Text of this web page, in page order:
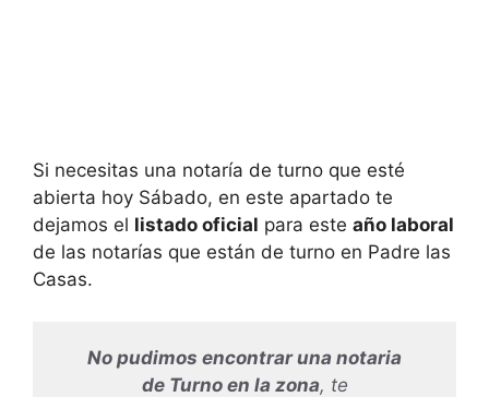
Si necesitas una notaría de turno que esté
abierta hoy Sábado, en este apartado te
dejamos el listado oficial para este año laboral
de las notarías que están de turno en Padre las
Casas.
No pudimos encontrar una notaria
de Turno en la zona, te